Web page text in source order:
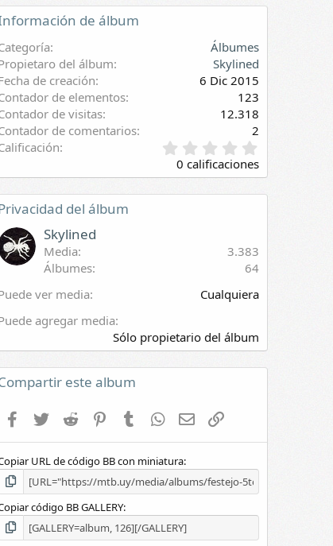
de álbum
Álbumes
del álbum
Skylined
de creación
6 Dic 2015
de elementos
123
de visitas
12.318
de comentarios
2
,
0
0
l
l
a
)
0 calificaciones
del álbum
Skylined
Media
3.383
Álbumes
64
ver media
Cualquiera
agregar media
Sólo propietario del álbum
este album
Facebook
Twitter Reddit PinterestTumblr WhatsApp
E-mail
URL de código BB con miniatura
código BB GALLERY